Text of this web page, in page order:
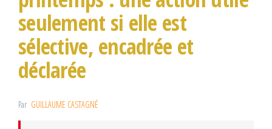
seulement si elle est
sélective, encadrée et
déclarée
Par GUILLAUME CASTAGNÉ